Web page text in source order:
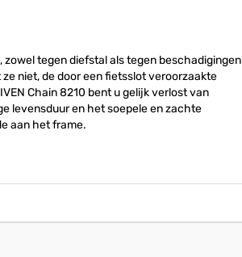
zowel tegen diefstal als tegen beschadigingen
niet, de door een fietsslot veroorzaakte
Chain 8210 bent u gelijk verlost van
levensduur en het soepele en zachte
aan het frame.